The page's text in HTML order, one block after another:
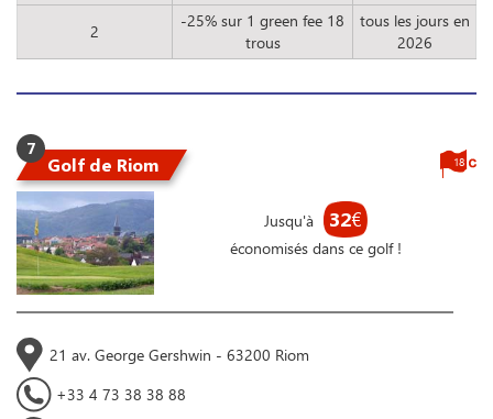
2
-25% sur 1 green fee 18
trous
tous les jours en
2026
7
Golf de Riom
Jusqu'à 32€
économisés dans ce golf !
18
21 av. George Gershwin - 63200 Riom
+33 4 73 38 38 88